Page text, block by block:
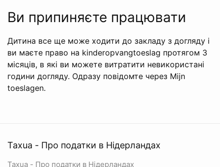
Ви припиняєте працювати
Дитина все ще може ходити до закладу з догляду і
ви маєте право на kinderopvangtoeslag протягом 3
місяців, в які ви можете витратити невикористані
години догляду. Одразу повідомте через Mijn
toeslagen.
Taxua - Про податки в Нідерландах
Taxua - Про податки в Нідерландах